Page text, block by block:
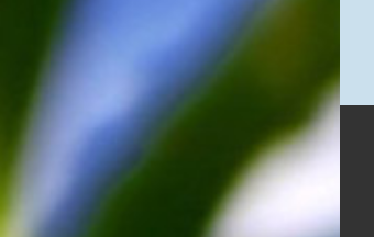
的捕魚季節就會比較長，而漁
民們的收入也會相對提高呢！